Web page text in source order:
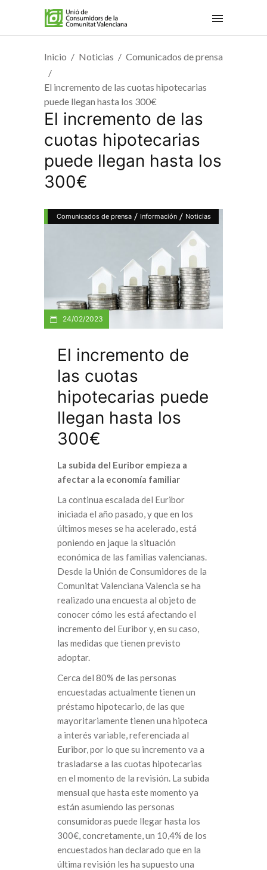
Inicio Noticias Comunicados de prensa
El incremento de las cuotas hipotecarias
puede llegan hasta los 300€
El incremento de las
cuotas hipotecarias
puede llegan hasta los
300€
Comunicados de prensa / Información / Noticias
24/02/2023
El incremento de
las cuotas
hipotecarias puede
llegan hasta los
300€
La subida del Euribor empieza a
afectar a la economía familiar
La continua escalada del Euribor
iniciada el año pasado, y que en los
últimos meses se ha acelerado, está
poniendo en jaque la situación
económica de las familias valencianas.
Desde la Unión de Consumidores de la
Comunitat Valenciana Valencia se ha
realizado una encuesta al objeto de
conocer cómo les está afectando el
incremento del Euribor y, en su caso,
las medidas que tienen previsto
adoptar.
Cerca del 80% de las personas
encuestadas actualmente tienen un
préstamo hipotecario, de las que
mayoritariamente tienen una hipoteca
a interés variable, referenciada al
Euribor, por lo que su incremento va a
trasladarse a las cuotas hipotecarias
en el momento de la revisión. La subida
mensual que hasta este momento ya
están asumiendo las personas
consumidoras puede llegar hasta los
300€, concretamente, un 10,4% de los
encuestados han declarado que en la
última revisión les ha supuesto una